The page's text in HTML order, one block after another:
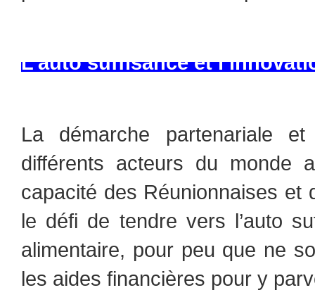
L’auto suffisance et
La démarche partenariale
différents acteurs du monde
capacité des Réunionnaises et
le défi de tendre vers l’auto
alimentaire, pour peu que ne
les aides financières pour y